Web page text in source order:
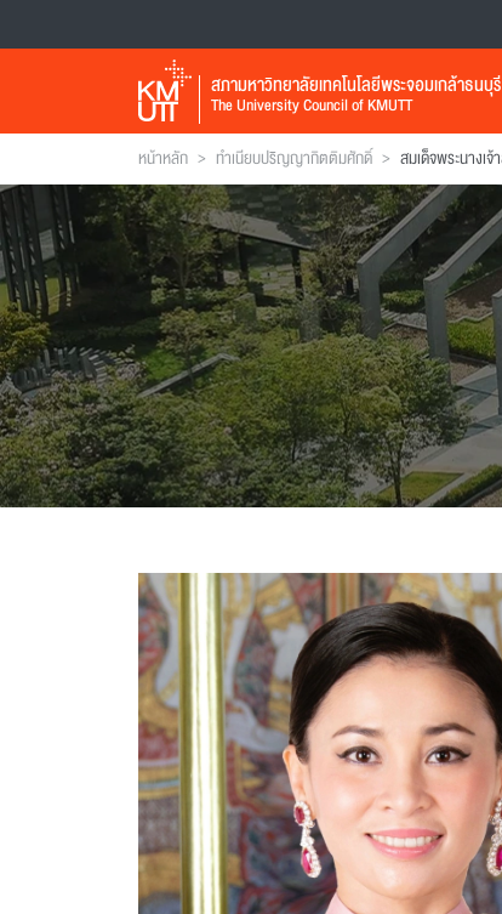
สภามหาวิทยาลัยเทคโนโลยีพระจอมเกล้าธนบุรี
The University Council of KMUTT
หน้าหลัก > ทำเนียบปริญญากิตติมศักดิ์ >